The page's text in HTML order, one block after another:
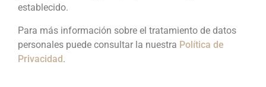
establecido.
Para más información sobre el tratamiento de datos
personales puede consultar la nuestra Política de
Privacidad.